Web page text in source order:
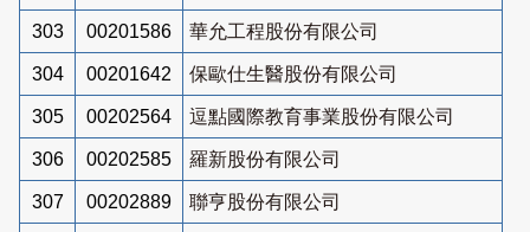
303 00201586 華允工程股份有限公司
304 00201642 保歐仕生醫股份有限公司
305 00202564 逗點國際教育事業股份有限公司
306 00202585 羅新股份有限公司
307 00202889 聯亨股份有限公司